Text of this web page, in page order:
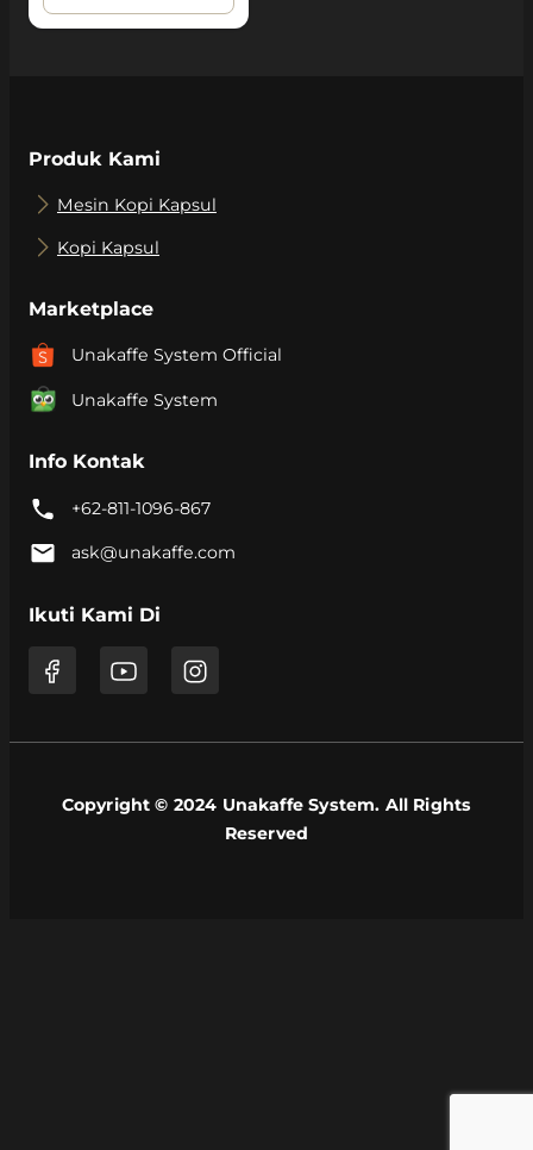
Produk Kami
Mesin Kopi Kapsul
Kopi Kapsul
Marketplace
Unakaffe System Official
Unakaffe System
Info Kontak
+62-811-1096-867
ask@unakaffe.com
Ikuti Kami Di
Copyright © 2024 Unakaffe System. All Rights
Reserved